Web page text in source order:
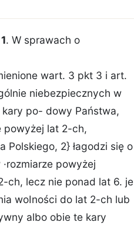
. W sprawach o
wart. 3 pkt 3 i art.
niebezpiecznych w
po- dowy Państwa,
powyżej lat 2-ch,
Polskiego, 2} łagodzi się o
powyżej
ch, lecz nie ponad lat 6. je
woIności do lat 2-ch lub
albo obie te kary